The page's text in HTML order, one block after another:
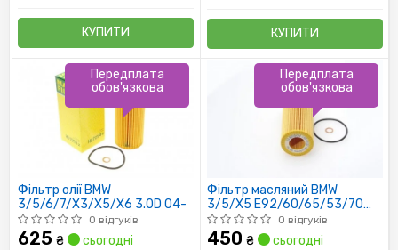
КУПИТИ КУПИТИ
Фільтр олії BMW
3/5/6/7/X3/X5/X6 3.0D 04-
0 відгуків
625 ₴ сьогодні
Передплата
обов'язкова
Фільтр масляний BMW
3/5/X5 E92/60/65/53/70
3,0/3,5D
0 відгуків
450 ₴ сьогодні
Передплата
обов'язкова